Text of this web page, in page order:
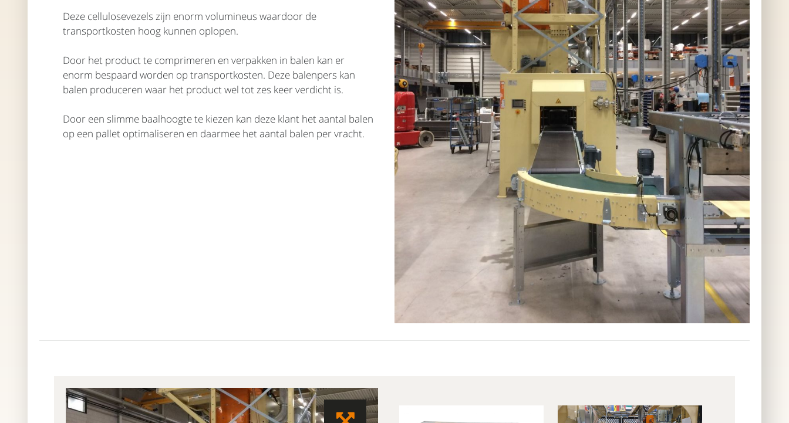
Deze cellulosevezels zijn enorm volumineus waardoor de
transportkosten hoog kunnen oplopen.
Door het product te comprimeren en verpakken in balen kan er
enorm bespaard worden op transportkosten. Deze balenpers kan
balen produceren waar het product wel tot zes keer verdicht is.
Door een slimme baalhoogte te kiezen kan deze klant het aantal balen
op een pallet optimaliseren en daarmee het aantal balen per vracht.